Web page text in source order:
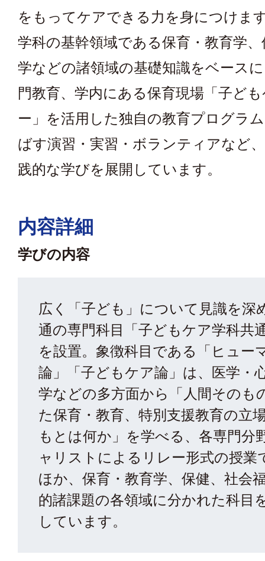
をもってケアできる力を身につけま
学科の基幹領域である保育・教育学
学などの諸領域の基礎知識をベース
門教育、学内にある保育現場「子ど
ー」を活用した独自の教育プログラ
ばす演習・実習・ボランティアなど
践的な学びを展開しています。
内容詳細
学びの内容
広く「子ども」について見識を深
通の専門科目「子どもケア学科共
を設置。象徴科目である「ヒュー
論」「子どもケア論」は、医学・
学などの多方面から「人間そのも
た保育・教育、特別支援教育の立
もとは何か」を学べる、各専門分
ャリストによるリレー形式の授業
ほか、保育・教育学、保健、社会
的諸課題の各領域に分かれた科目
しています。